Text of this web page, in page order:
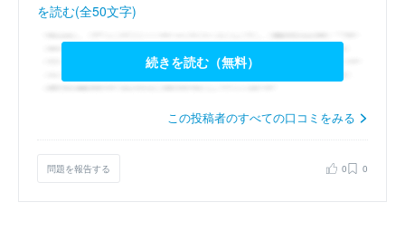
を読む(全50文字)
続きを読む（無料）
この投稿者のすべての口コミをみる
問題を報告する 0 0